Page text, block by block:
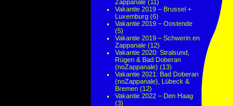
Zappanale (11)
Vakantie 2019 – Brussel +
Luxemburg (6)
Vakantie 2019 – Oostende
(5)
Vakantie 2019 – Schwerin en
Zappanale (12)
Vakantie 2020: Stralsund,
Rügen & Bad Doberan
(noZappanale) (13)
Vakantie 2021: Bad Doberan
(noZappanale), Lübeck &
Bremen (12)
Vakantie 2022 – Den Haag
(3)